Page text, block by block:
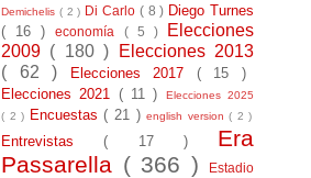
Demichelis ( 2 ) Di Carlo ( 8 ) Diego Turnes
( 16 )economía ( 5 )
Elecciones
2009 ( 180 )
Elecciones 2013
( 62 )
Elecciones 2017 ( 15 )
Elecciones 2021 ( 11 )
Elecciones 2025
( 2 )
Encuestas( 21 )english version( 2 )
Entrevistas( 17 ) Era
Passarella ( 366 )
Estadio